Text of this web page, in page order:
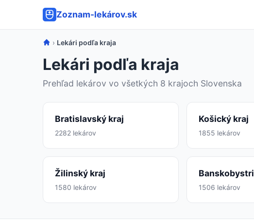
Zoznam-lekárov.sk
› Lekári podľa kraja
Lekári podľa kraja
Prehľad lekárov vo všetkých 8 krajoch Slovenska
Bratislavský kraj
2282 lekárov
Košický kraj
1855 lekárov
Žilinský kraj
1580 lekárov 1506 lekárov